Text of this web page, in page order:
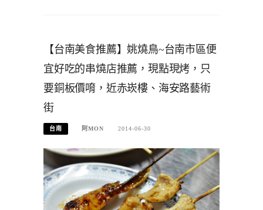
【台南美食推薦】姚燒鳥~台南市區便
宜好吃的串燒店推薦，現點現烤，只
要銅板價唷，近赤崁樓、海安路藝術
街
台南 阿MON 2014-06-30